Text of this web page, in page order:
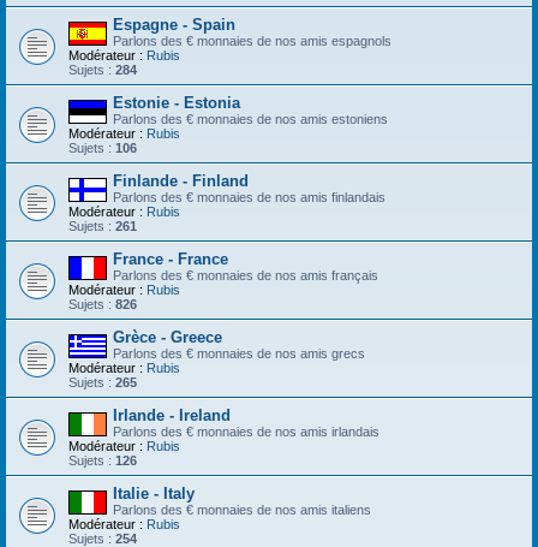
Espagne - Spain
Parlons des € monnaies de nos amis espagnols
Modérateur : Rubis
Sujets : 284
Estonie - Estonia
Parlons des € monnaies de nos amis estoniens
Modérateur : Rubis
Sujets : 106
Finlande - Finland
Parlons des € monnaies de nos amis finlandais
Modérateur : Rubis
Sujets : 261
France - France
Parlons des € monnaies de nos amis français
Modérateur : Rubis
Sujets : 826
Grèce - Greece
Parlons des € monnaies de nos amis grecs
Modérateur : Rubis
Sujets : 265
Irlande - Ireland
Parlons des € monnaies de nos amis irlandais
Modérateur : Rubis
Sujets : 126
Italie - Italy
Parlons des € monnaies de nos amis italiens
Modérateur : Rubis
Sujets : 254